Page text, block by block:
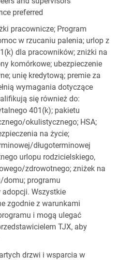
preferred
pracownicze; Program
w rzucaniu palenia; urlop z
dla pracowników; zniżki na
komórkowe; ubezpieczenie
unię kredytową; premie za
wymagania dotyczące
się również do:
401(k); pakietu
okulistycznego; HSA;
na życie;
długoterminowej
urlopu rodzicielskiego,
zdrowotnego; zniżek na
domu; programu
Wszystkie
zgodnie z warunkami
i mogą ulegać
TJX, aby
drzwi i wsparcia w